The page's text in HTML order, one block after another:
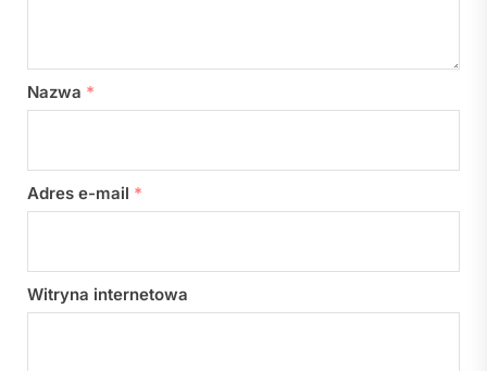
Nazwa *
Adres e-mail *
Witryna internetowa